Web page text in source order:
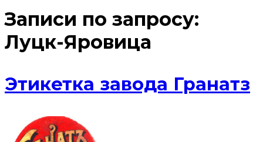
Записи по запросу:
Луцк-Яровица
Этикетка завода Гранатз